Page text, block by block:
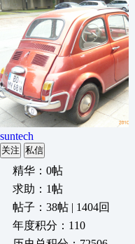
suntech
关注 私信
精华：0帖
求助：1帖
帖子：38帖 | 1404回
年度积分：110